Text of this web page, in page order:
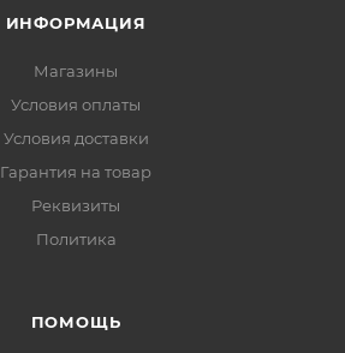
ИНФОРМАЦИЯ
Магазины
Условия оплаты
Условия доставки
Гарантия на товар
Реквизиты
Политика
ПОМОЩЬ